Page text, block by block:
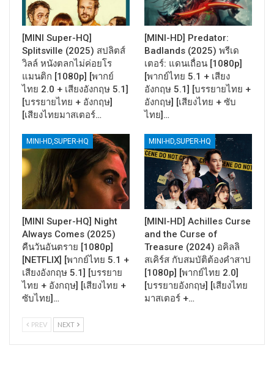
[MINI Super-HQ]
Splitsville (2025) สปลิตส์
วิลล์ หนังตลกไม่ค่อยโร
แมนติก [1080p] [พากย์
ไทย 2.0 + เสียงอังกฤษ 5.1]
[บรรยายไทย + อังกฤษ]
[เสียงไทยมาสเตอร์…
[MINI-HD] Predator:
Badlands (2025) พรีเด
เตอร์: แดนเถื่อน [1080p]
[พากย์ไทย 5.1 + เสียง
อังกฤษ 5.1] [บรรยายไทย +
อังกฤษ] [เสียงไทย + ซับ
ไทย]…
MINI-HD,SUPER-HQ
[MINI Super-HQ] Night
Always Comes (2025)
คืนวันอันตราย [1080p]
[NETFLIX] [พากย์ไทย 5.1 +
เสียงอังกฤษ 5.1] [บรรยาย
ไทย + อังกฤษ] [เสียงไทย +
ซับไทย]…
MINI-HD,SUPER-HQ
[MINI-HD] Achilles Curse
and the Curse of
Treasure (2024) อคิลลิ
สเคิร์ส กับสมบัติต้องคำสาป
[1080p] [พากย์ไทย 2.0]
[บรรยายอังกฤษ] [เสียงไทย
มาสเตอร์ +…
PREV NEXT